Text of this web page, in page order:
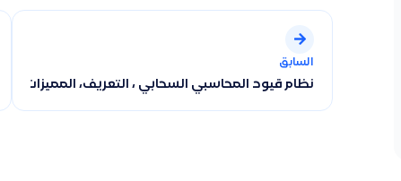
السابق
نظام قيود المحاسبي السحابي ، التعريف، المميزات،